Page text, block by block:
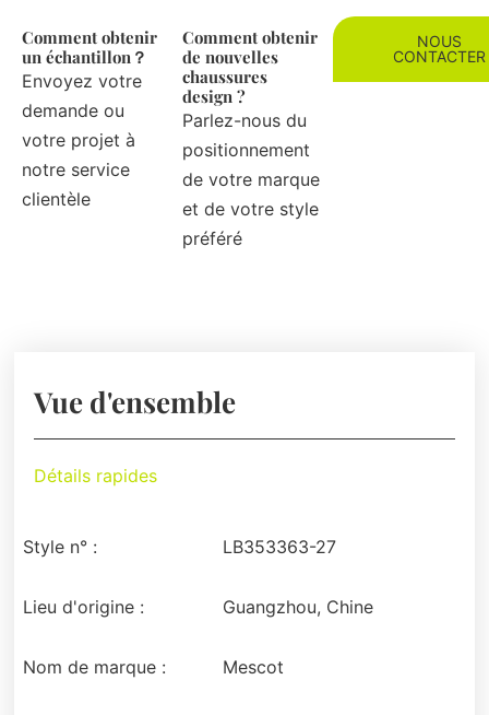
Comment obtenir
un échantillon？
Envoyez votre
demande ou
votre projet à
notre service
clientèle
Comment obtenir
de nouvelles
chaussures
design ?
Parlez-nous du
positionnement
de votre marque
et de votre style
préféré
NOUS
CONTACTER
Vue d'ensemble
Détails rapides
Style n° : LB353363-27
Lieu d'origine : Guangzhou, Chine
Nom de marque : Mescot